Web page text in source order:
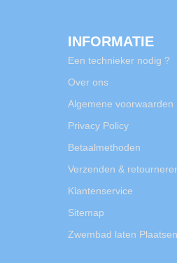
INFORMATIE
Een technieker nodig ?
Over ons
Algemene voorwaarden
Privacy Policy
Betaalmethoden
Verzenden &
Klantenservice
Sitemap
Zwembad laten